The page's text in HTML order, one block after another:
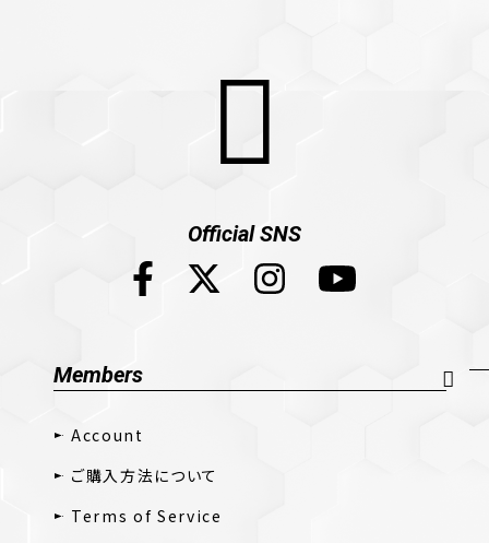
Official SNS
Members
Account
ご購入方法について
Terms of Service